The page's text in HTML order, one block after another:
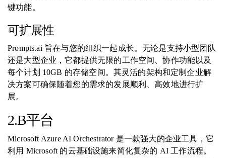
键功能。
可扩展性
Prompts.ai 旨在与您的组织一起成长。无论是支持小型团队
还是大型企业，它都提供无限的工作空间、协作功能以及
每个计划 10GB 的存储空间。其灵活的架构和定制企业解
决方案可确保随着您的需求的发展顺利、高效地进行扩
展。
2.B平台
Microsoft Azure AI Orchestrator 是一款强大的企业工具，它
利用 Microsoft 的云基础设施来简化复杂的 AI 工作流程。